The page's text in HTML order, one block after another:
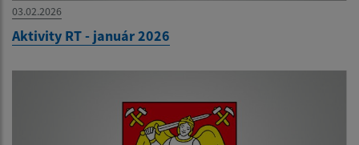
03.02.2026
Aktivity RT - január 2026